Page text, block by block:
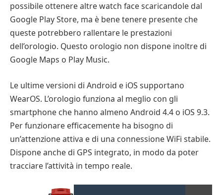
possibile ottenere altre watch face scaricandole dal
Google Play Store, ma è bene tenere presente che
queste potrebbero rallentare le prestazioni
dell’orologio. Questo orologio non dispone inoltre di
Google Maps o Play Music.
Le ultime versioni di Android e iOS supportano
WearOS. L’orologio funziona al meglio con gli
smartphone che hanno almeno Android 4.4 o iOS 9.3.
Per funzionare efficacemente ha bisogno di
un’attenzione attiva e di una connessione WiFi stabile.
Dispone anche di GPS integrato, in modo da poter
tracciare l’attività in tempo reale.